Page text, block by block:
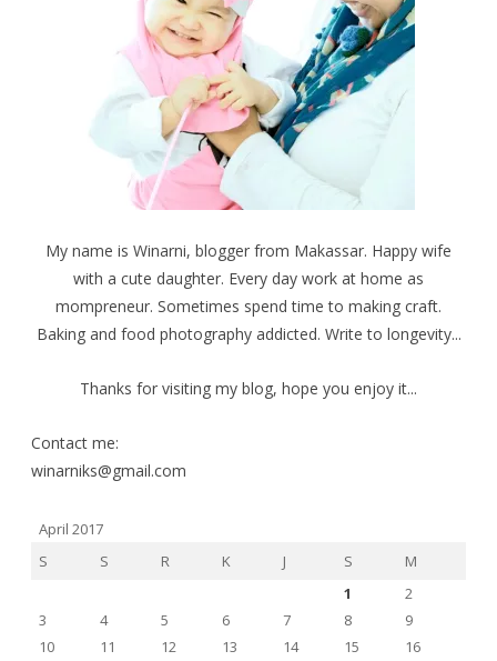
My name is Winarni, blogger from Makassar. Happy wife
with a cute daughter. Every day work at home as
mompreneur. Sometimes spend time to making craft.
Baking and food photography addicted. Write to longevity...
Thanks for visiting my blog, hope you enjoy it...
Contact me:
winarniks@gmail.com
April 2017
S
S R K J S
M
1
2
3
4 5 6 7 8
9
10
11 12 13 14 15
16